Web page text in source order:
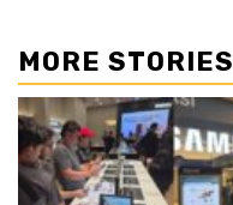
MORE STORIES